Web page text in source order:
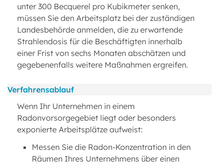
unter 300 Becquerel pro Kubikmeter senken,
müssen Sie den Arbeitsplatz bei der zuständigen
Landesbehörde anmelden, die zu erwartende
Strahlendosis für die Beschäftigten innerhalb
einer Frist von sechs Monaten abschätzen und
gegebenenfalls weitere Maßnahmen ergreifen.
Verfahrensablauf
Wenn Ihr Unternehmen in einem
Radonvorsorgegebiet liegt oder besonders
exponierte Arbeitsplätze aufweist:
Messen Sie die Radon-Konzentration in den
Räumen Ihres Unternehmens über einen